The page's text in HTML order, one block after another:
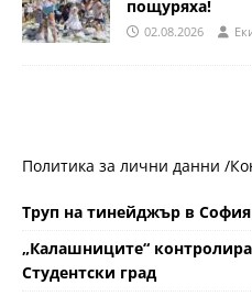
пощуряха!
02.08.2026
Политика за лични данни /
Труп на тинейджър в София
„Калашниците“
Студентски град